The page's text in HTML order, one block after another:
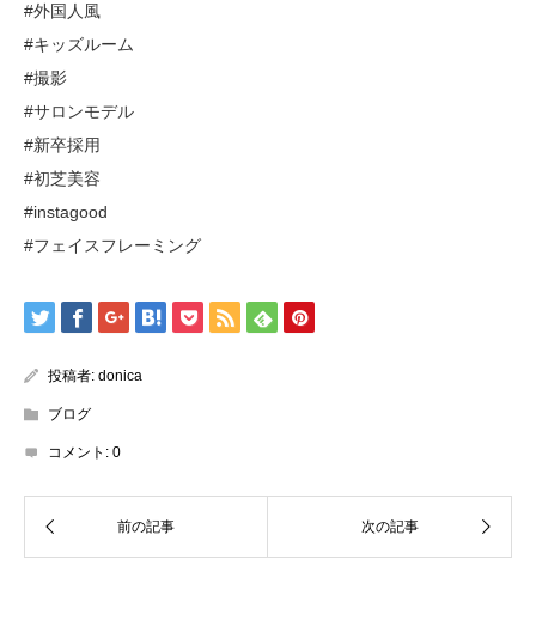
#外国人風
#キッズルーム
#撮影
#サロンモデル
#新卒採用
#初芝美容
#instagood
#フェイスフレーミング
投稿者: donica
ブログ
コメント: 0